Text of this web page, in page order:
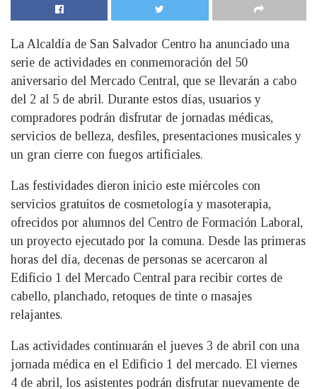
La Alcaldía de San Salvador Centro ha anunciado una
serie de actividades en conmemoración del 50
aniversario del Mercado Central, que se llevarán a cabo
del 2 al 5 de abril. Durante estos días, usuarios y
compradores podrán disfrutar de jornadas médicas,
servicios de belleza, desfiles, presentaciones musicales y
un gran cierre con fuegos artificiales.
Las festividades dieron inicio este miércoles con
servicios gratuitos de cosmetología y masoterapia,
ofrecidos por alumnos del Centro de Formación Laboral,
un proyecto ejecutado por la comuna. Desde las primeras
horas del día, decenas de personas se acercaron al
Edificio 1 del Mercado Central para recibir cortes de
cabello, planchado, retoques de tinte o masajes
relajantes.
Las actividades continuarán el jueves 3 de abril con una
jornada médica en el Edificio 1 del mercado. El viernes
4 de abril, los asistentes podrán disfrutar nuevamente de